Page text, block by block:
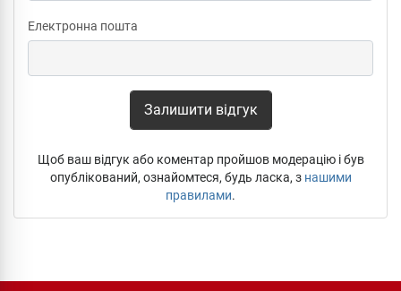
Електронна пошта
Залишити відгук
Щоб ваш відгук або коментар пройшов модерацію і був
опублікований, ознайомтеся, будь ласка, з нашими
правилами.